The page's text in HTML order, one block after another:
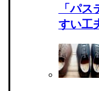
「パ
すい工